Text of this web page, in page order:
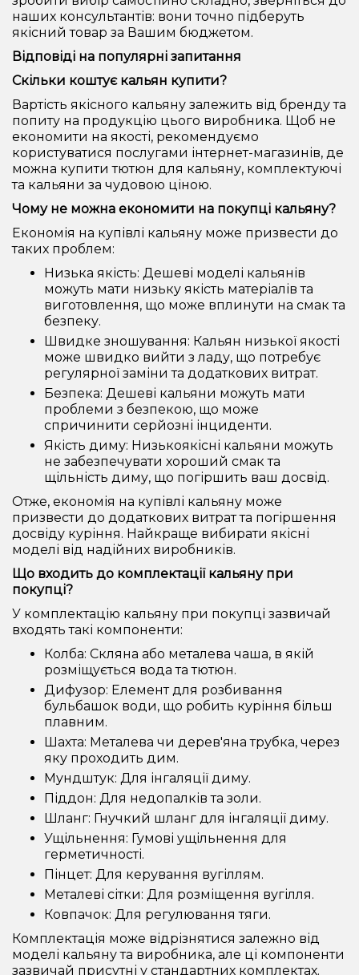
наших консультантів: вони точно підберуть
якісний товар за Вашим бюджетом.
Відповіді на популярні запитання
Скільки коштує кальян купити?
Вартість якісного кальяну залежить від бренду та
попиту на продукцію цього виробника. Щоб не
економити на якості, рекомендуємо
користуватися послугами інтернет-магазинів, де
можна купити тютюн для кальяну, комплектуючі
та кальяни за чудовою ціною.
Чому не можна економити на покупці кальяну?
Економія на купівлі кальяну може призвести до
таких проблем:
Низька якість: Дешеві моделі кальянів
можуть мати низьку якість матеріалів та
виготовлення, що може вплинути на смак та
безпеку.
Швидке зношування: Кальян низької якості
може швидко вийти з ладу, що потребує
регулярної заміни та додаткових витрат.
Безпека: Дешеві кальяни можуть мати
проблеми з безпекою, що може
спричинити серйозні інциденти.
Якість диму: Низькоякісні кальяни можуть
не забезпечувати хороший смак та
щільність диму, що погіршить ваш досвід.
Отже, економія на купівлі кальяну може
призвести до додаткових витрат та погіршення
досвіду куріння. Найкраще вибирати якісні
моделі від надійних виробників.
Що входить до комплектації кальяну при
покупці?
У комплектацію кальяну при покупці зазвичай
входять такі компоненти:
Колба: Скляна або металева чаша, в якій
розміщується вода та тютюн.
Дифузор: Елемент для розбивання
бульбашок води, що робить куріння більш
плавним.
Шахта: Металева чи дерев'яна трубка, через
яку проходить дим.
Мундштук: Для інгаляції диму.
Піддон: Для недопалків та золи.
Шланг: Гнучкий шланг для інгаляції диму.
Ущільнення: Гумові ущільнення для
герметичності.
Пінцет: Для керування вугіллям.
Металеві сітки: Для розміщення вугілля.
Ковпачок: Для регулювання тяги.
Комплектація може відрізнятися залежно від
моделі кальяну та виробника, але ці компоненти
зазвичай присутні у стандартних комплектах.